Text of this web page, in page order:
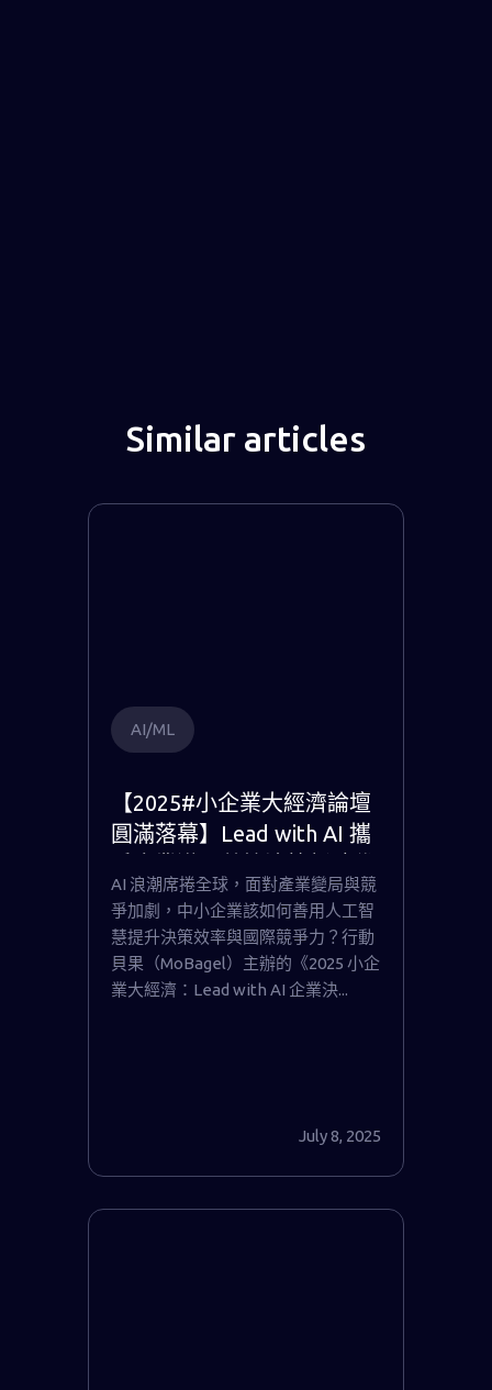
Similar articles
AI/ML
【2025#小企業大經濟論壇
圓滿落幕】Lead with AI 攜
AI 浪潮席捲全球，面對產業變局與競
爭加劇，中小企業該如何善用人工智
慧提升決策效率與國際競爭力？行動
貝果（MoBagel）主辦的《2025 小企
業大經濟：Lead with AI 企業決...
July 8, 2025